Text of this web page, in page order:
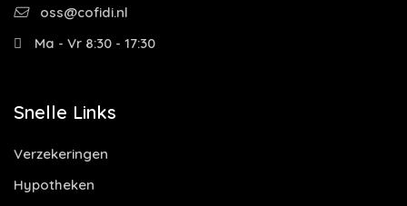
oss@cofidi.nl
Ma - Vr 8:30 - 17:30
Snelle Links
Verzekeringen
Hypotheken